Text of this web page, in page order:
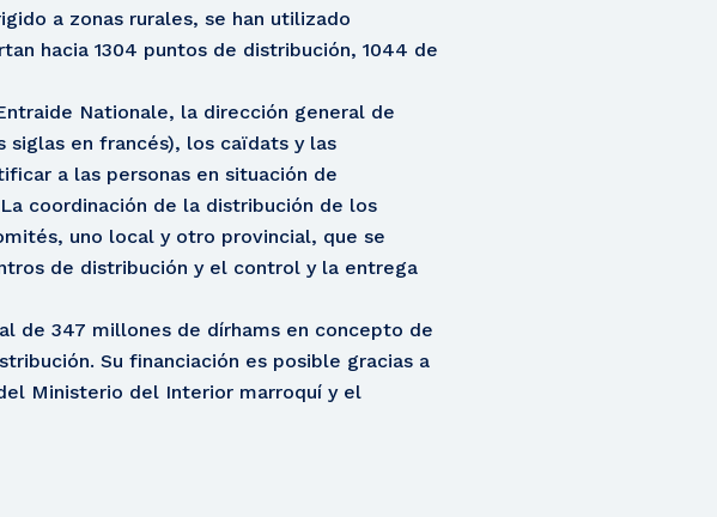
a zonas rurales, se han utilizado
hacia 1304 puntos de distribución, 1044 de
Nationale, la dirección general de
siglas en francés), los caïdats y las
a las personas en situación de
coordinación de la distribución de los
uno local y otro provincial, que se
de distribución y el control y la entrega
de 347 millones de dírhams en concepto de
Su financiación es posible gracias a
Ministerio del Interior marroquí y el